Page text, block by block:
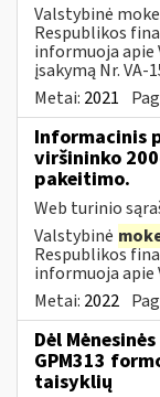
Valstybinė
Respublikos
informuoja apie
įsakymą Nr. VA-
Metai: 2021
Informacinis
viršininko
pakeitimo.
Web turinio
Valstybinė
Respublikos
informuoja apie
Metai: 2022
Dėl
GPM313
taisyklių